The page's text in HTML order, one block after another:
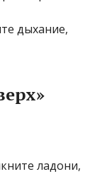
дыхание,
ладони,